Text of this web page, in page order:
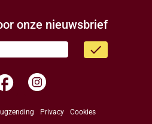
onze nieuwsbrief
done
Privacy Cookies